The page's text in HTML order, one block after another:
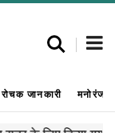
रोचक जानकारी मनोरंजन